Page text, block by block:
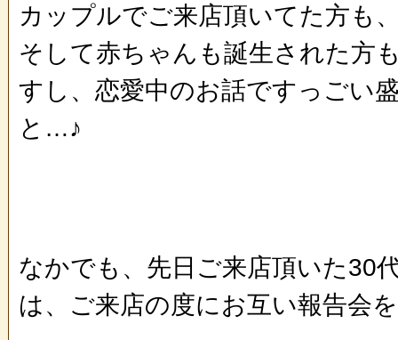
カップルでご来店頂いてた方も
そして赤ちゃんも誕生された方
すし、 恋愛中のお話ですっごい
と…♪
なかでも、先日ご来店頂いた30
は、ご来店の度にお互い報告会